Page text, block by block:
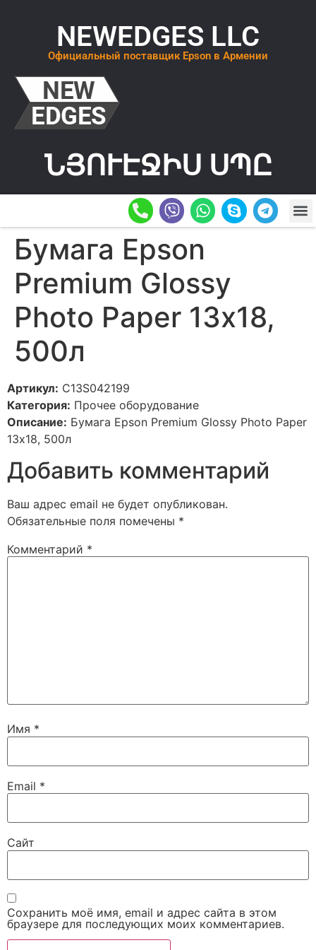
NEWEDGES LLC
Официальный поставщик Epson в Армении
ՆՅՈՒԷՋԻՍ ՍՊԸ
Бумага Epson
Premium Glossy
Photo Paper 13х18,
500л
Артикул: C13S042199
Категория: Прочее оборудование
Описание: Бумага Epson Premium Glossy Photo Paper
13х18, 500л
Добавить комментарий
Ваш адрес email не будет опубликован.
Обязательные поля помечены *
Комментарий *
Имя *
Email *
Сайт
Сохранить моё имя, email и адрес сайта в этом
браузере для последующих моих комментариев.